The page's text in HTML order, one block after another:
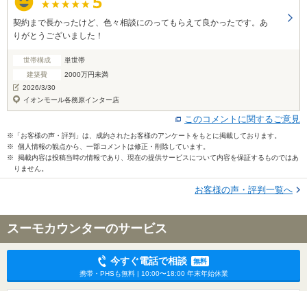
契約まで長かったけど、色々相談にのってもらえて良かったです。あ
りがとうございました！
世帯構成
単世帯
建築費
2000万円未満
2026/3/30
イオンモール各務原インター店
このコメントに関するご意見
※「お客様の声・評判」は、成約されたお客様のアンケートをもとに掲載しております。
※ 個人情報の観点から、一部コメントは修正・削除しています。
※ 掲載内容は投稿当時の情報であり、現在の提供サービスについて内容を保証するものではあ
りません。
お客様の声・評判一覧へ
スーモカウンターのサービス
今すぐ電話で相談
無料
携帯・PHSも無料 | 10:00〜18:00 年末年始休業